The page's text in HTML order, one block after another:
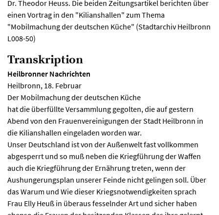
Dr. Theodor Heuss. Die beiden Zeitungsartikel berichten über
einen Vortrag in den "Kilianshallen" zum Thema
"Mobilmachung der deutschen Küche" (Stadtarchiv Heilbronn
L008-50)
Transkription
Heilbronner Nachrichten
Heilbronn, 18. Februar
Der Mobilmachung der deutschen Küche
hat die überfüllte Versammlung gegolten, die auf gestern
Abend von den Frauenvereinigungen der Stadt Heilbronn in
die Kilianshallen eingeladen worden war.
Unser Deutschland ist von der Außenwelt fast vollkommen
abgesperrt und so muß neben die Kriegführung der Waffen
auch die Kriegführung der Ernährung treten, wenn der
Aushungerungsplan unserer Feinde nicht gelingen soll. Über
das Warum und Wie dieser Kriegsnotwendigkeiten sprach
Frau Elly Heuß in überaus fesselnder Art und sicher haben